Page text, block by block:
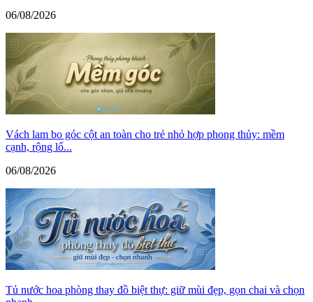
06/08/2026
Vách lam bo góc cột an toàn cho trẻ nhỏ hợp phong thủy: mềm
cạnh, rộng lố...
06/08/2026
Tủ nước hoa phòng thay đồ biệt thự: giữ mùi đẹp, gọn chai và chọn